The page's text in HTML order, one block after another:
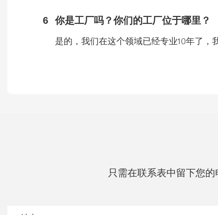
6 你是工厂吗？你们的工厂位于哪里？
是的，我们在这个领域已经专业10年了
只需在联系表中留下您